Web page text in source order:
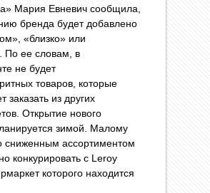
Мария Евневич сообщила,
бренда будет добавлено
«близко» или
По ее словам, в
не будет
товаров, которые
заказать из других
Открытие нового
зимой. Малому
сниженным ассортиментом
конкурировать с Leroy
которого находится